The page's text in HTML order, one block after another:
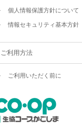
個人情報保護方針について
情報セキュリティ基本方針
ご利用方法
ご利用いただく前に